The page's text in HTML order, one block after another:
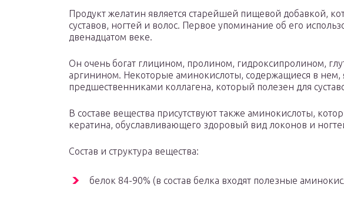
Продукт желатин является старейшей пищевой добавкой,
суставов, ногтей и волос. Первое упоминание об его
двенадцатом веке.
Он очень богат глицином, пролином, гидроксипролином,
аргинином. Некоторые аминокислоты, содержащиеся в нем,
предшественниками коллагена, который полезен для
В составе вещества присутствуют также аминокислоты,
кератина, обуславливающего здоровый вид локонов и
Состав и структура вещества:
белок 84-90% (в состав белка входят полезные